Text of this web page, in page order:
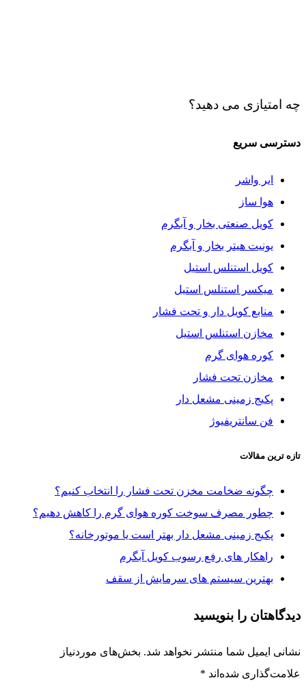
چه امتیازی می دهید؟
دسترسی سریع
ایر واشر
هوا ساز
کویل صنعتی بخار و آبگرم
یونیت هیتر بخار و آبگرم
کویل استنلس استیل
میکسر استنلس استیل
منابع کویل دار و تحت فشار
مخازن استنلس استیل
کوره هوای گرم
مخازن تحت فشار
پکیج زمینی مشعل دار
فن سانتریفیوژ
تازه ترین مقالات
چگونه ضخامت مخزن تحت فشار را انتخاب کنیم؟
چطور مصرف سوخت کوره هوای گرم را کاهش دهیم؟
پکیج زمینی مشعل دار بهتر است یا موتورخانه؟
راهکار های رفع رسوب کویل آبگرم
بهترین سیستم های سرمایش از سقف
دیدگاهتان را بنویسید
نشانی ایمیل شما منتشر نخواهد شد. بخش‌های موردنیاز
علامت‌گذاری شده‌اند *